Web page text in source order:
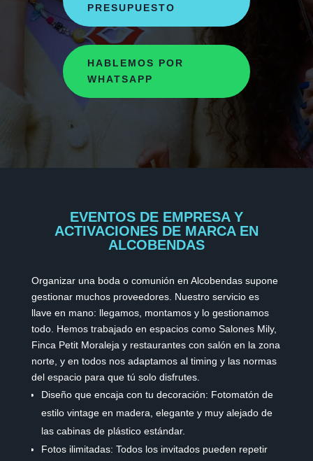
PRESUPUESTO
HABLEMOS POR
WHATSAPP
EVENTOS DE EMPRESA Y
ACTIVACIONES DE MARCA EN
ALCOBENDAS
Organizar una boda o comunión en Alcobendas supone
gestionar muchos proveedores. Nuestro servicio es
llave en mano: llegamos, montamos y lo gestionamos
todo. Hemos trabajado en espacios como Salones Mily,
Finca Petit Moraleja y restaurantes con salón en la zona
norte, y en todos nos adaptamos al timing y las normas
del espacio para que tú solo disfrutes.
Diseño que encaja con tu decoración: Fotomatón de
estilo vintage en madera, elegante y muy alejado de
las cabinas de plástico estándar.
Fotos ilimitadas: Todos los invitados pueden repetir